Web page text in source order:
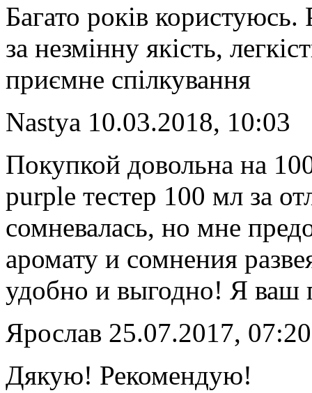
Багато років
за незмінну якість,
приємне спілкування
Nastya 10.03.2018, 10:03
Покупкой довольна на
purple тестер 100 мл за
сомневалась, но мне
аромату и сомнения
удобно и выгодно! Я ваш
Ярослав 25.07.2017, 07:20
Дякую! Рекомендую!